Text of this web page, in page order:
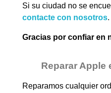
Si su ciudad no se
contacte con nosotros.
Gracias por confiar en
Reparar Apple
Reparamos cualquier